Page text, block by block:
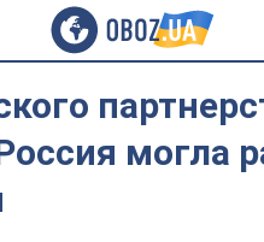
могла